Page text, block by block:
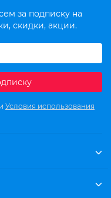
за подписку на
скидки, акции.
Условия использования